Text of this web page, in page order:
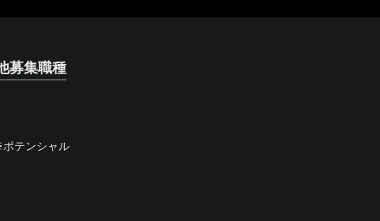
募集職種
テンシャル